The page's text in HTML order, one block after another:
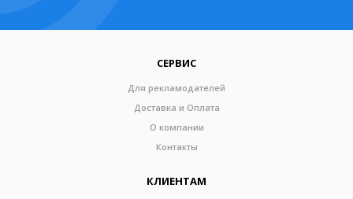
СЕРВИС
Для рекламодателей
Доставка и Оплата
О компании
Контакты
КЛИЕНТАМ